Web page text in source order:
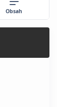
Obsah